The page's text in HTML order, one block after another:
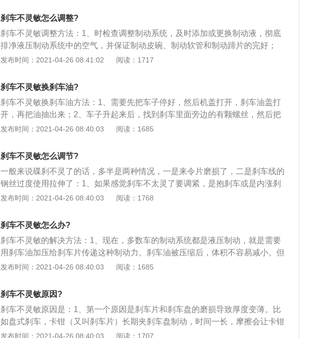
车时刹不紧，再加上制动油就可以了；3、上泵漏气，这个可以看手捏的那个刹
车把压上泵活塞的地方是否漏出液体，有的话就说明上泵不行，需要更换。
刹车不灵敏怎么调整?
刹车不灵敏调整方法：1、时检查调整制动系统，及时添加或更换制动液，彻底
排净液压制动系统中的空气，并保证制动皮碗、制动软管和制动蹄片的完好；
2、车在运行中，司机不能处于半制动状态。原因有二：其一刹车毂长时间摩
二半制动状态会使司机精神紧张，过度疲劳，造成疲劳驾驶，极易发生交通事
故。行车中如发现制动踏板变“软”时，应及时排气；下长坡途中应注意停
车“晾”刹，保证制动性能良好；3、当发现汽车制动系统过热时，严禁冷水直接浇
在制动毂上，防止制动毂发生爆裂，如果发生制动毂爆裂，汽车应立即停驶，以
免发生严重后果。
发布时间：2021-04-26 08:41:02 阅读：1717
刹车不灵敏换刹车油?
刹车不灵敏换刹车油方法：1、需要先把车子停好，然后机盖打开，刹车油盖打
开，再把油抽出来；2、车子升起来后，找到刹车里面旁边的有颗螺丝，然后把
它拧开，油滴出来之后拿抽油机抽出，抽的同时把新的刹车油倒在机盖的油壶里
车，踩个五六下然后直接踩住，底下那颗螺丝松动一下，油会飙出来，然后刹车
放掉，四个轮子全部重复循环三次就行了。
发布时间：2021-04-26 08:40:03 阅读：1685
刹车不灵敏怎么调节?
一般来说碟刹不灵了的话，多半是两种情况，一是来令片磨损了，二是刹车线的
钢丝过度使用拉伸了：1、如果感觉刹车不太灵了要调紧，是抱刹车或是内涨刹
车的话，就要先用扳手把固定刹车线的螺丝松掉，用老虎钳子夹住刹车线往后拉
刹车线固定螺丝紧到头，然后亲自试骑就可以了；2、如果刹车都是前后鼓刹就
更简单了，只用把穿在刹车线顶部的螺丝用工具顺时针拧紧就可以把刹车调紧
了，反之逆时针拧松就是放松刹车；3、如果不管是什么类型的刹车，只是刹不
住车，不是刹车松了不灵的话这时候调紧刹车就没用了甚至有阻力，这时候最好
找维修人员调，这时候要调刹车盒或者是刹车鼓上的微调螺丝！但只能微调，边
柄和刹车线的连接处，那个线管调节螺丝，用手紧一紧，就可以了；5、来令片
磨损的话，就麻烦了，要花钱更换来令片，不过价格不贵，几十元而已。
发布时间：2021-04-26 08:40:03 阅读：1768
刹车不灵敏怎么办?
刹车不灵敏的解决方法：1、现在，多数车的制动系统都是液压制动，就是需要
用刹车油加压给刹车片传递这种制动力。刹车油被压缩后，体积不容易减小。但
是，摩擦生热，这个刹车片在大力加刹车盘的时候，会产出高温，而高温又会通
麻烦了，在这种高温下，水分会蒸发汽化，变成了可以被压缩的气体，哪怕这种
水汽很少，但存在于刹车泵中，都会让咱们感觉刹车踏板变软，变软的那段，其
实就是，要压缩汽化的水；3、刹车油一般是在两年或者四万公里更换一次，每
次大概是2升～4升。刹车片和刹车盘的更换，更多的是刹车习惯，有些人开车踩
发布时间：2021-04-26 08:40:03 阅读：1685
刹车不灵敏原因?
刹车不灵敏原因是：1、第一个原因是刹车片和刹车盘的磨损导致厚度变薄。比
如盘式刹车，卡钳（又叫刹车片）长期夹刹车盘制动，时间一长，摩擦会让卡钳
和刹车盘表面变得越来越薄，这就会让刹车踏板的行程边长；2、第二个原因是
发布时间：2021-04-26 08:40:03 阅读：1707